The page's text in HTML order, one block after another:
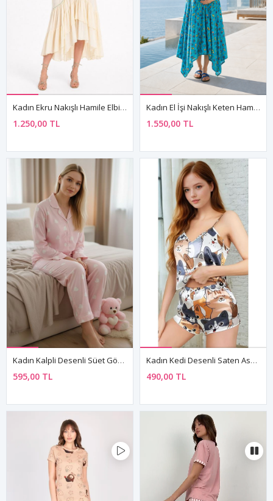
Kadın Ekru Nakışlı Hamile Elbisesi Kolsuz Yazlık Bohem Rahat Kesim Elbise
1.250,00 TL
Kadın El İşi Nakışlı Keten Hamile Elbisesi Mavi Bohem Askılı Yazlık Elbise
1.550,00 TL
Kadın Kalpli Desenli Süet Gömlek Yaka Uzun Kol Pembe Kışlık Pijama Takımı
595,00 TL
Kadın Kedi Desenli Saten Askılı Kısa Şortlu Yazlık Pijama Takımı
490,00 TL